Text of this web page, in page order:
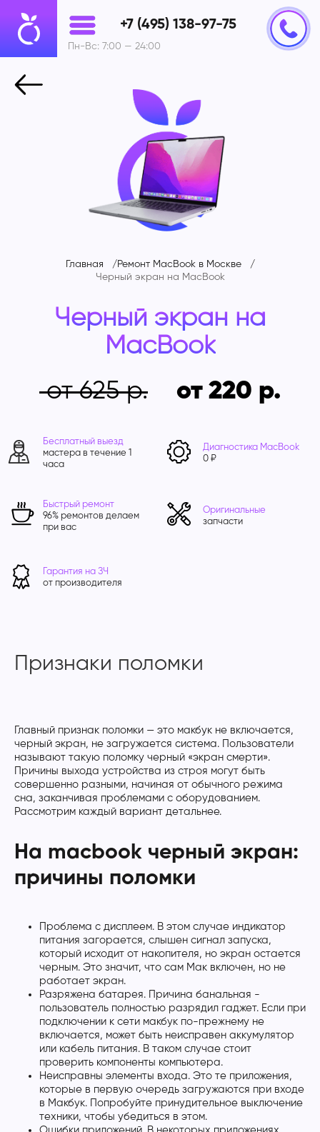
+7 (495) 138-97-75
Пн-Вс: 7:00 — 24:00
Главная
Ремонт MacBook в Москве
Черный экран на MacBook
Черный экран на
MacBook
от 625
от 220
Бесплатный выезд
мастера в течение 1
часа
Диагностика MacBook
0 ₽
Быстрый ремонт
96% ремонтов делаем
при вас
Оригинальные
запчасти
Гарантия на ЗЧ
от производителя
Признаки поломки
Главный признак поломки — это макбук не включается,
черный экран, не загружается система. Пользователи
называют такую поломку черный «экран смерти».
Причины выхода устройства из строя могут быть
совершенно разными, начиная от обычного режима
сна, заканчивая проблемами с оборудованием.
Рассмотрим каждый вариант детальнее.
На macbook черный экран:
причины поломки
Проблема с дисплеем. В этом случае индикатор
питания загорается, слышен сигнал запуска,
который исходит от накопителя, но экран остается
черным. Это значит, что сам Мак включен, но не
работает экран.
Разряжена батарея. Причина банальная -
пользователь полностью разрядил гаджет. Если при
подключении к сети макбук по-прежнему не
включается, может быть неисправен аккумулятор
или кабель питания. В таком случае стоит
проверить компоненты компьютера.
Неисправны элементы входа. Это те приложения,
которые в первую очередь загружаются при входе
в Макбук. Попробуйте принудительное выключение
техники, чтобы убедиться в этом.